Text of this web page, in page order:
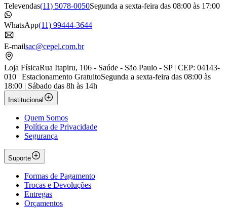
Televendas(11) 5078-0050Segunda a sexta-feira das 08:00 às 17:00
WhatsApp(11) 99444-3644
E-mailsac@cepel.com.br
Loja FísicaRua Itapiru, 106 - Saúde - São Paulo - SP | CEP: 04143-
010 | Estacionamento GratuitoSegunda a sexta-feira das 08:00 às
18:00 | Sábado das 8h às 14h
Institucional
Quem Somos
Política de Privacidade
Segurança
Suporte
Formas de Pagamento
Trocas e Devoluções
Entregas
Orçamentos